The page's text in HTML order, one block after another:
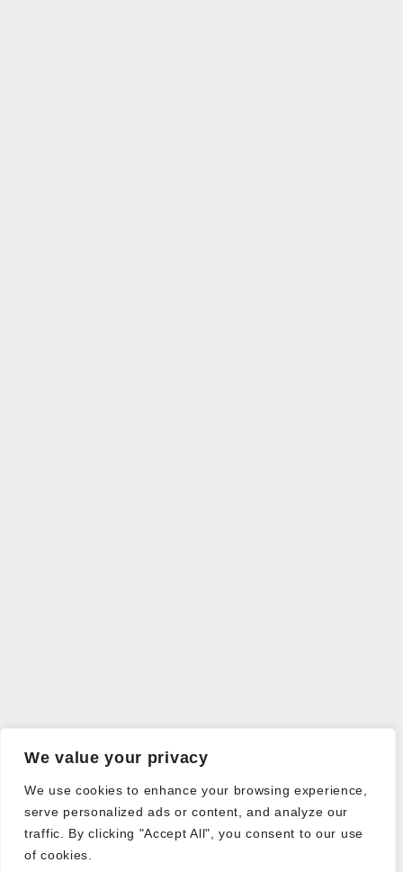
We value your privacy
We use cookies to enhance your browsing experience,
serve personalized ads or content, and analyze our
traffic. By clicking "Accept All", you consent to our use
of cookies.